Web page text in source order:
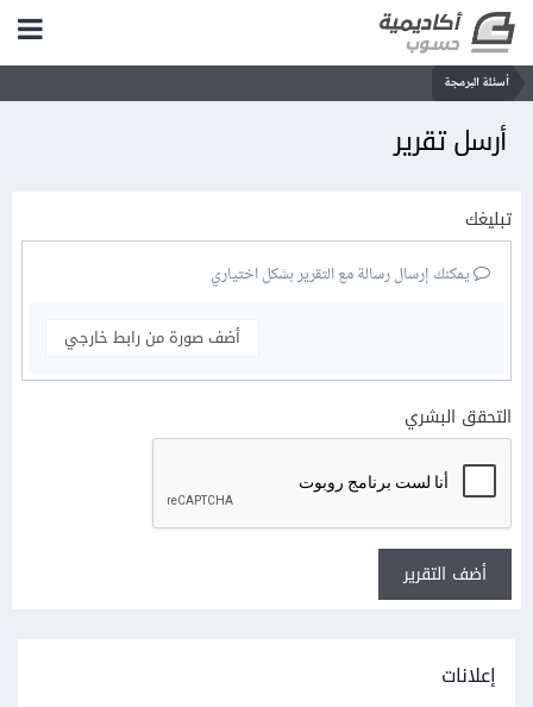
أسئلة البرمجة
أرسل تقرير
تبليغك
يمكنك إرسال رسالة مع التقرير بشكل اختياري
أضف صورة من رابط خارجي
التحقق البشري
أضف التقرير
إعلانات